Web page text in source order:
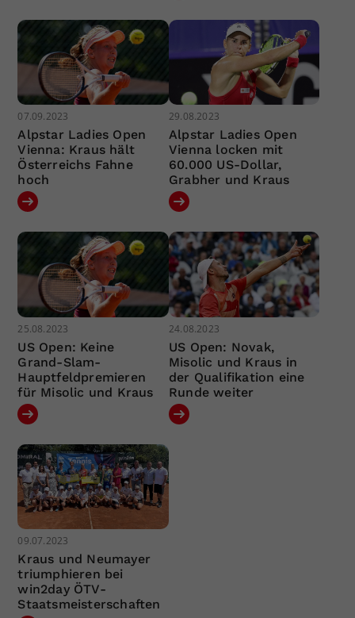
07.09.2023
Alpstar Ladies Open
Vienna: Kraus hält
Österreichs Fahne
hoch
29.08.2023
Alpstar Ladies Open
Vienna locken mit
60.000 US-Dollar,
Grabher und Kraus
25.08.2023
US Open: Keine
Grand-Slam-
Hauptfeldpremieren
für Misolic und Kraus
24.08.2023
US Open: Novak,
Misolic und Kraus in
der Qualifikation eine
Runde weiter
09.07.2023
Kraus und Neumayer
triumphieren bei
win2day ÖTV-
Staatsmeisterschaften